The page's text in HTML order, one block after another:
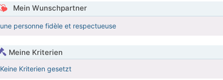
Mein Wunschpartner
une personne fidèle et respectueuse
Meine Kriterien
Keine Kriterien gesetzt